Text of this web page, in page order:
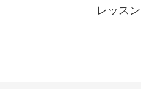
受講し終えたら、ぜひ水
レッス